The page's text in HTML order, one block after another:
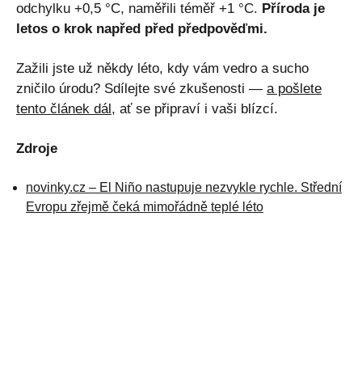
odchylku +0,5 °C, naměřili téměř +1 °C. Příroda je
letos o krok napřed před předpověďmi.
Zažili jste už někdy léto, kdy vám vedro a sucho
zničilo úrodu? Sdílejte své zkušenosti — a pošlete
tento článek dál , ať se připraví i vaši blízcí.
Zdroje
novinky.cz – El Niño nastupuje nezvykle rychle. Střední
Evropu zřejmě čeká mimořádně teplé léto